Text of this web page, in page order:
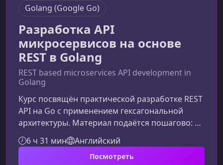
Golang (Google Go)
Разработка API
микросервисов на основе
REST в Golang
REST based microservices API development in
Golang
Курс посвящён практической разработке REST
API на Go с применением гексагональной
архитектуры. Материал подаётся пошагово: от
нулевой структуры проекта до полноценного
микросервиса с чистой архитектурой,
инверсией зависимостей и корректным
6 ч 31 мин Английский
Посмотреть